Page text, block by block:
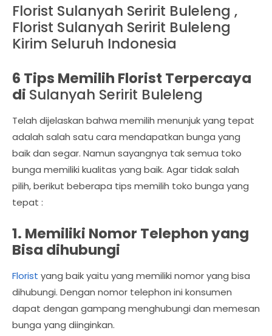
Florist Sulanyah Seririt Buleleng ,
Florist Sulanyah Seririt Buleleng
Kirim Seluruh Indonesia
6 Tips Memilih Florist Terpercaya
di Sulanyah Seririt Buleleng
Telah dijelaskan bahwa memilih menunjuk yang tepat
adalah salah satu cara mendapatkan bunga yang
baik dan segar. Namun sayangnya tak semua toko
bunga memiliki kualitas yang baik. Agar tidak salah
pilih, berikut beberapa tips memilih toko bunga yang
tepat :
1. Memiliki Nomor Telephon yang
Bisa dihubungi
Florist yang baik yaitu yang memiliki nomor yang bisa
dihubungi. Dengan nomor telephon ini konsumen
dapat dengan gampang menghubungi dan memesan
bunga yang diinginkan.